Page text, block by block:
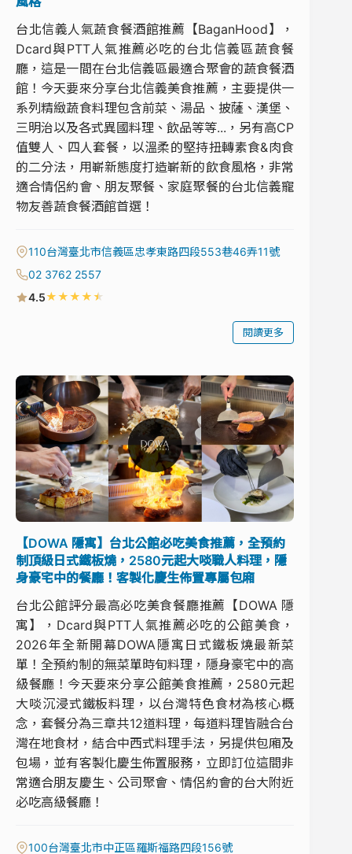
台北信義人氣蔬食餐酒館推薦【BaganHood】，
Dcard與PTT人氣推薦必吃的台北信義區蔬食餐
廳，這是一間在台北信義區最適合聚會的蔬食餐酒
館！今天要來分享台北信義美食推薦，主要提供一
系列精緻蔬食料理包含前菜、湯品、披薩、漢堡、
三明治以及各式異國料理、飲品等等...，另有高CP
值雙人、四人套餐，以溫柔的堅持扭轉素食&肉食
的二分法，用嶄新態度打造嶄新的飲食風格，非常
適合情侶約會、朋友聚餐、家庭聚餐的台北信義寵
物友善蔬食餐酒館首選！
110台灣臺北市信義區忠孝東路四段553巷46弄11號
02 3762 2557
4.5★★★★★
閱讀更多
【DOWA 隱寓】台北公館必吃美食推薦，全預約
制頂級日式鐵板燒，2580元起大啖職人料理，隱
身豪宅中的餐廳！客製化慶生佈置專屬包廂
台北公館評分最高必吃美食餐廳推薦【DOWA 隱
寓】，Dcard與PTT人氣推薦必吃的公館美食，
2026年全新開幕DOWA隱寓日式鐵板燒最新菜
單！全預約制的無菜單時旬料理，隱身豪宅中的高
級餐廳！今天要來分享公館美食推薦，2580元起
大啖沉浸式鐵板料理，以台灣特色食材為核心概
念，套餐分為三章共12道料理，每道料理皆融合台
灣在地食材，結合中西式料理手法，另提供包廂及
包場，並有客製化慶生佈置服務，立即訂位這間非
常適合朋友慶生、公司聚會、情侶約會的台大附近
必吃高級餐廳！
100台灣臺北市中正區羅斯福路四段156號